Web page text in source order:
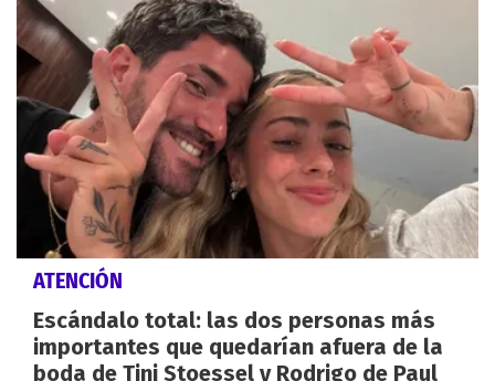
ATENCIÓN
Escándalo total: las dos personas más
importantes que quedarían afuera de la
boda de Tini Stoessel y Rodrigo de Paul